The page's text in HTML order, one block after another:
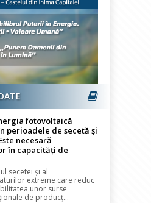
fotovoltaică
perioadele de secetă și
necesară
în capacități de
secetei și al
extreme care reduc
unor surse
de producț...